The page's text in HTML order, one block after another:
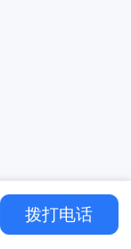
拨打电话